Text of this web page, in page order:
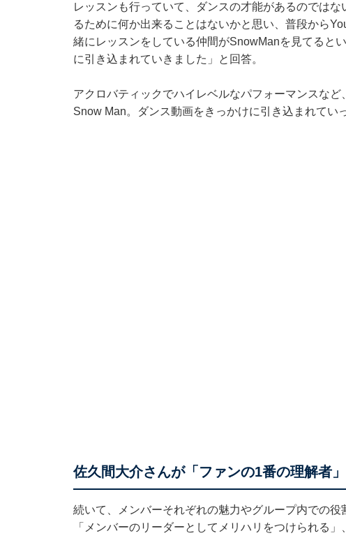
レッスンも行っていて、ダンスの才能があるのでは
るために何か出来ることはないかと思い、普段から
緒にレッスンをしている仲間がSnowManを見てると
に引き込まれていきました」と回答。
アクロバティックでハイレベルなパフォーマンスな
Snow Man。ダンス動画をきっかけに引き込まれてい
佐久間大介さんが「ファンの1番の理解者
続いて、メンバーそれぞれの魅力やグループ内での役
「メンバーのリーダーとしてメリハリをつけられる